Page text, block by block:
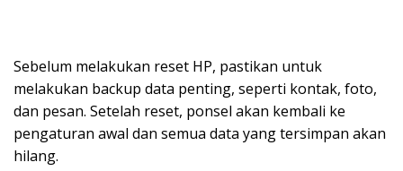
Sebelum melakukan reset HP, pastikan untuk
melakukan backup data penting, seperti kontak, foto,
dan pesan. Setelah reset, ponsel akan kembali ke
pengaturan awal dan semua data yang tersimpan akan
hilang.